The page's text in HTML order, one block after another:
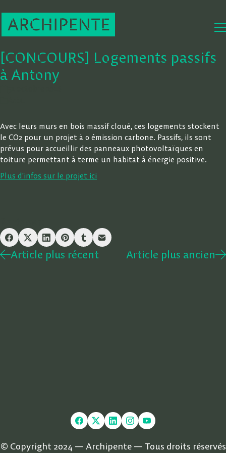
[CONCOURS] Logements passifs
à Antony
Avec leurs murs en bois massif cloué, ces logements stockent
le CO2 pour un projet à 0 émission carbone. Passifs, ils sont
prévus pour accueillir des panneaux photovoltaïques en
toiture permettant à terme un habitat à énergie positive.
Plus d’infos sur le projet ici
Article plus récent Article plus ancien
© Copyright 2024 — Archipente — Tous droits réservés